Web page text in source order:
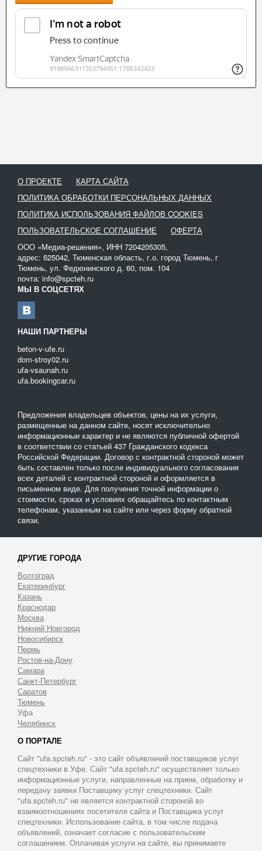
О ПРОЕКТЕ
КАРТА САЙТА
ПОЛИТИКА ОБРАБОТКИ ПЕРСОНАЛЬНЫХ ДАННЫХ
ПОЛИТИКА ИСПОЛЬЗОВАНИЯ ФАЙЛОВ COOKIES
ПОЛЬЗОВАТЕЛЬСКОЕ СОГЛАШЕНИЕ
ОФЕРТА
ООО «Медиа-решения», ИНН 7204205305,
адрес: 625042, Тюменская область, г.о. город Тюмень, г
Тюмень, ул. Федюнинского д. 60, пом. 104
почта: info@spcteh.ru
МЫ В СОЦСЕТЯХ
НАШИ ПАРТНЕРЫ
beton-v-ufe.ru
dom-stroy02.ru
ufa-vsaunah.ru
ufa.bookingcar.ru
Предложения владельцев объектов, цены на их услуги,
размещенные на данном сайте, носят исключительно
информационныи характер и не являются публичной офертой
в соответствии со статьей 437 Гражданского кодекса
Российской Федерации. Договор с контрактной стороной может
быть составлен только после индивидуального согласования
всех деталей с контрактной стороной и оформляется в
письменном виде. Для получения точной информации о
стоимости, сроках и условиях обращайтесь по контактным
телефонам, указанным на сайте или через форму обратной
связи.
ДРУГИЕ ГОРОДА
Волгоград
Екатеринбург
Казань
Краснодар
Москва
Нижний Новгород
Новосибирск
Пермь
Ростов-на-Дону
Самара
Санкт-Петербург
Саратов
Тюмень
Уфа
Челябинск
О ПОРТАЛЕ
Сайт "ufa.spcteh.ru" - это сайт объявлений поставщиков услуг
спецтехники в Уфе. Сайт "ufa.spcteh.ru" осуществляет только
информационные услуги, направленные на прием, обработку и
передачу заявки Поставщику услуг спецтехники. Сайт
"ufa.spcteh.ru" не является контрактной стороной во
взаимоотношениях посетителя сайта и Поставщика услуг
спецтехники. Использование сайта, в том числе подача
объявлений, означает согласие с пользовательским
соглашением. Оплачивая услуги на сайте, вы принимаете